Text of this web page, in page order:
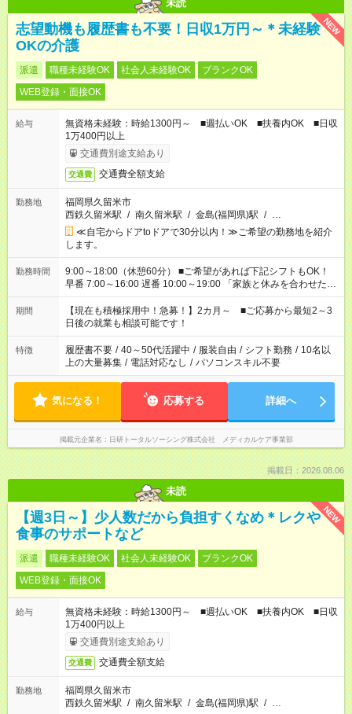
未読
NEW
志望動機も履歴書も不要！日収1万円～＊未経験
OKの介護
派遣 職種未経験OK 社会人未経験OK
ブランクOK
WEB登録・面接OK
給与
無資格未経験：時給1300円～ ■週払いOK ■扶養内OK ■日収
1万400円以上
交通費別途支給あり
交通費 交通費全額支給
勤務地
福岡県久留米市
西鉄久留米駅 / 南久留米駅 / 金島(福岡県)駅 / …
≪自宅からドアtoドアで30分以内！≫ご希望の勤務地を紹介
します。
勤務時間
9:00～18:00（休憩60分） ■ご希望があれば下記シフトもOK！
早番 7:00～16:00 遅番 10:00～19:00 「家族と休みを合わせた
い」 「余裕を持って夕飯の準備がしたい」 「できれば残業はし
たくない」 など、ご希望を教えてくださいね。 ※Wワーク希望
の方へ 今ご覧のお仕事で希望する勤務時間と、もう1つのお仕事
の勤務時間。 合計で週40時間を超える場合は応募できません。
期間
【現在も積極採用中！急募！】2カ月～ ■ご応募から最短2～3
日後の就業も相談可能です！
特徴 履歴書不要 / 40～50代活躍中 / 服装自由 / シフト勤務 / 10名以
上の大量募集 / 電話対応なし / パソコンスキル不要
気になる！ 応募する 詳細へ
掲載元企業名 日研トータルソーシング株式会社 メディカルケア事業部
掲載日：2026.08.06
未読
NEW
【週3日～】少人数だから負担すくなめ＊レクや
食事のサポートなど
派遣 職種未経験OK 社会人未経験OK
ブランクOK
WEB登録・面接OK
給与
無資格未経験：時給1300円～ ■週払いOK ■扶養内OK ■日収
1万400円以上
交通費別途支給あり
交通費 交通費全額支給
勤務地
福岡県久留米市
西鉄久留米駅 / 南久留米駅 / 金島(福岡県)駅 / …